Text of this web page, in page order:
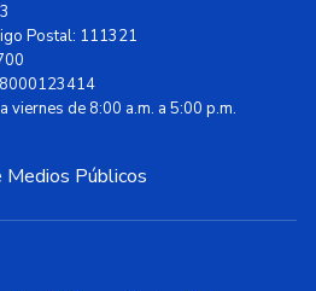
Postal: 111321
viernes de 8:00 a.m. a 5:00 p.m.
Medios Públicos